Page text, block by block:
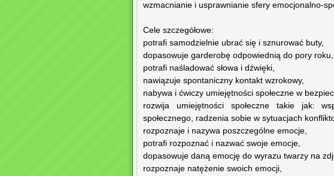
wzmacnianie i usprawnianie sfery emocjonalno-
Cele szczegółowe:
potrafi samodzielnie ubrać się i sznurować buty,
dopasowuje garderobę odpowiednią do pory roku,
potrafi naśladować słowa i dźwięki,
nawiązuje spontaniczny kontakt wzrokowy,
nabywa i ćwiczy umiejętności społeczne w
rozwija umiejętności społeczne takie jak:
społecznego, radzenia sobie w sytuacjach
rozpoznaje i nazywa poszczególne emocje,
potrafi rozpoznać i nazwać swoje emocje,
dopasowuje daną emocję do wyrazu twarzy na
rozpoznaje natężenie swoich emocji,